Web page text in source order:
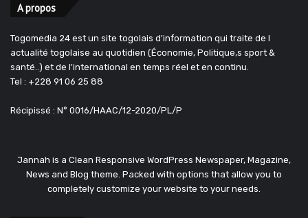
A propos
Togomedia 24 est un site togolais d'information qui traite de l
actualité togolaise au quotidien (Économie, Politique,s sport &
santé..) et de l'international en temps réel et en continu.
Tel : +228 91 06 25 88
Récipissé : N° 0016/HAAC/12-2020/PL/P
Jannah is a Clean Responsive WordPress Newspaper, Magazine,
News and Blog theme. Packed with options that allow you to
completely customize your website to your needs.